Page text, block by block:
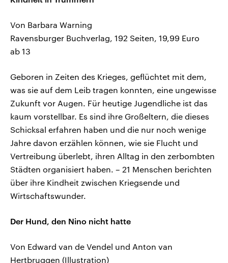
Von Barbara Warning
Ravensburger Buchverlag, 192 Seiten, 19,99 Euro
ab 13
Geboren in Zeiten des Krieges, geflüchtet mit dem,
was sie auf dem Leib tragen konnten, eine ungewisse
Zukunft vor Augen. Für heutige Jugendliche ist das
kaum vorstellbar. Es sind ihre Großeltern, die dieses
Schicksal erfahren haben und die nur noch wenige
Jahre davon erzählen können, wie sie Flucht und
Vertreibung überlebt, ihren Alltag in den zerbombten
Städten organisiert haben. – 21 Menschen berichten
über ihre Kindheit zwischen Kriegsende und
Wirtschaftswunder.
Der Hund, den Nino nicht hatte
Von Edward van de Vendel und Anton van
Hertbruggen (Illustration)